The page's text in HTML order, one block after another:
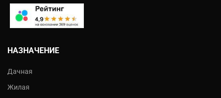
НАЗНАЧЕНИЕ
Дачная
Жилая